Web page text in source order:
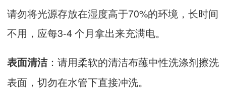
请勿将光源存放在湿度高于70%的环境，长时间
不用，应每3-4 个月拿出来充满电。
表面清洁：请用柔软的清洁布蘸中性洗涤剂擦洗
表面，切勿在水管下直接冲洗。